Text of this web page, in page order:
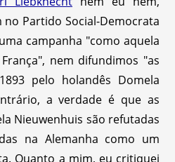
Partido Social-Democrata
campanha "como aquela
nem difundimos "as
pelo holandês Domela
a verdade é que as
Nieuwenhuis são refutadas
na Alemanha como um
Quanto a mim, eu critiquei